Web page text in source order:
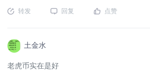
转发 回复 点赞
土金水
老虎币实在是好